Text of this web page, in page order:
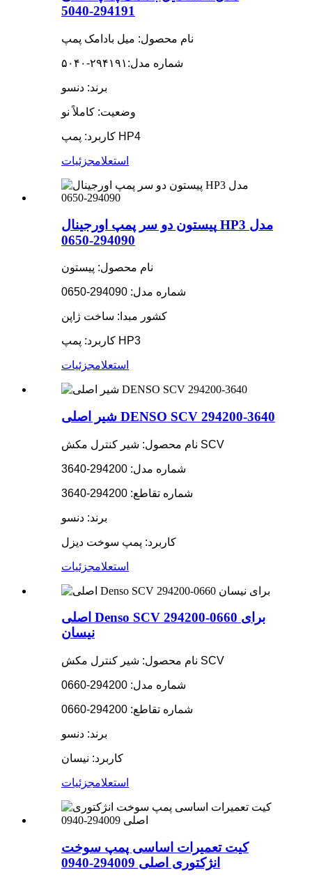
294191-5040
نام محصول: میل بادامک پمپ
شماره مدل: ۲۹۴۱۹۱-۵۰۴۰
برند: دنسو
وضعیت: کاملاً نو
کاربرد: پمپ HP4
استعلامجزئیات
پیستون دو سر پمپ اورجینال HP3 مدل
294090-0650
نام محصول: پیستون
شماره مدل: 294090-0650
کشور مبدا: ساخت ژاپن
کاربرد: پمپ HP3
استعلامجزئیات
شیر اصلی DENSO SCV 294200-3640
نام محصول: شیر کنترل مکش SCV
شماره مدل: 294200-3640
شماره تقاطع: 294200-3640
برند: دنسو
کاربرد: پمپ سوخت دیزل
استعلامجزئیات
اصلی Denso SCV 294200-0660 برای
نیسان
نام محصول: شیر کنترل مکش SCV
شماره مدل: 294200-0660
شماره تقاطع: 294200-0660
برند: دنسو
کاربرد: نیسان
استعلامجزئیات
کیت تعمیرات اساسی پمپ سوخت
انژکتوری اصلی 294009-0940